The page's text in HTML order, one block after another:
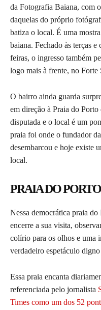
da Fotografia Baiana, com
daquelas do próprio
batiza o local. É uma
baiana. Fechado às terças
feiras, o ingresso também
logo mais à frente, no Forte
O bairro ainda guarda
em direção à Praia do
disputada e o local é um
praia foi onde o fundador
desembarcou e hoje existe
local.
PRAIA DO
Nessa democrática praia
encerre a sua visita,
colírio para os olhos e uma
verdadeiro espetáculo digno
Essa praia encanta
referenciada pelo jornalista
Times como um dos 52